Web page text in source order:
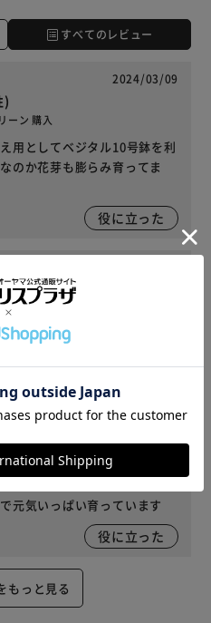
すべてのレビュー
2024/03/09
)
ーン 購入
用としてベジタル10号鉢を利
のか花芽も膨らみ育ってま
役に立った
ーン 購入
くて深さもあり、使い易そう
役に立った
ーン 購入
元気いっぱい育っています
役に立った
もっと見る